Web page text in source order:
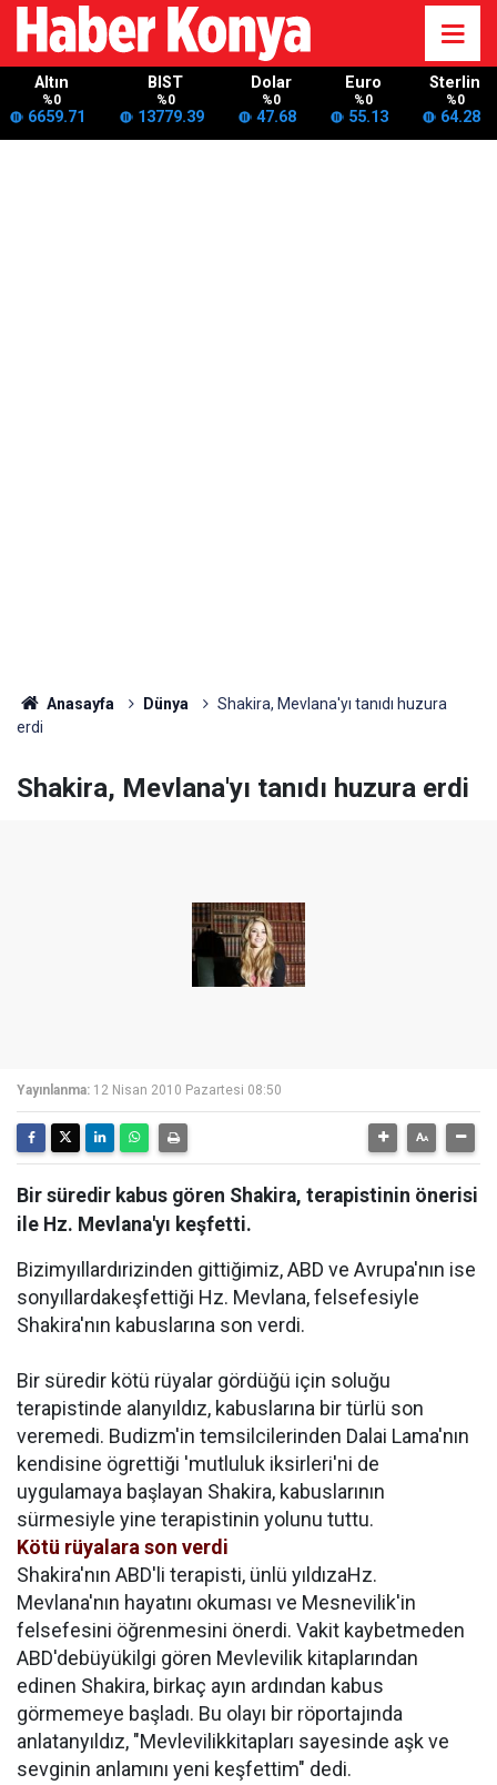
Altın
%0
6659.71
BIST
%0
13779.39
Dolar
%0
47.68
Euro
%0
55.13
Sterlin
%0
64.28
Anasayfa Dünya
Shakira, Mevlana'yı tanıdı huzura
erdi
Shakira, Mevlana'yı tanıdı huzura erdi
Yayınlanma: 12 Nisan 2010 Pazartesi 08:50
Bir süredir kabus gören Shakira, terapistinin önerisi
ile Hz. Mevlana'yı keşfetti.
Bizimyıllardırizinden gittiğimiz, ABD ve Avrupa'nın ise
sonyıllardakeşfettiği Hz. Mevlana, felsefesiyle
Shakira'nın kabuslarına son verdi.
Bir süredir kötü rüyalar gördüğü için soluğu
terapistinde alanyıldız, kabuslarına bir türlü son
veremedi. Budizm'in temsilcilerinden Dalai Lama'nın
kendisine ögrettiği 'mutluluk iksirleri'ni de
uygulamaya başlayan Shakira, kabuslarının
sürmesiyle yine terapistinin yolunu tuttu.
Kötü rüyalara son verdi
Shakira'nın ABD'li terapisti, ünlü yıldızaHz.
Mevlana'nın hayatını okuması ve Mesnevilik'in
felsefesini öğrenmesini önerdi. Vakit kaybetmeden
ABD'debüyükilgi gören Mevlevilik kitaplarından
edinen Shakira, birkaç ayın ardından kabus
görmemeye başladı. Bu olayı bir röportajında
anlatanyıldız, "Mevlevilikkitapları sayesinde aşk ve
sevginin anlamını yeni keşfettim" dedi.